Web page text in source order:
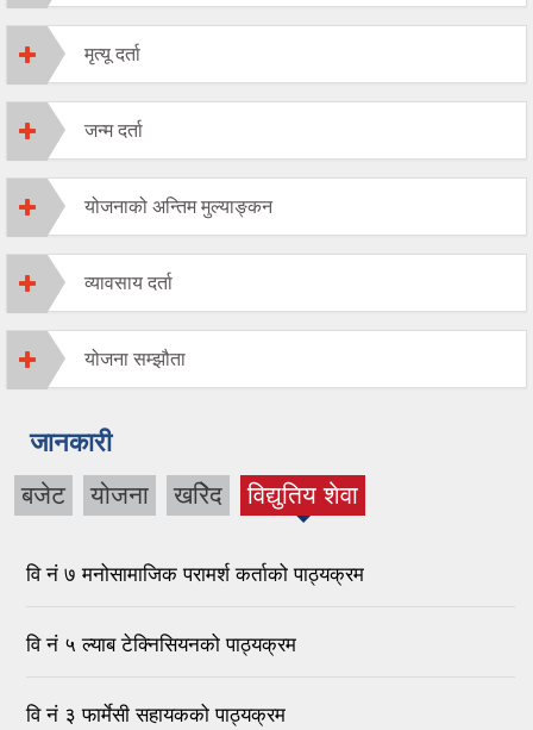
मृत्यू दर्ता
जन्म दर्ता
योजनाको अन्तिम मुल्याङ्कन
व्यावसाय दर्ता
योजना सम्झौता
जानकारी
बजेट योजना खरिेद विद्युतिय शेवा
(active
वि नं ७ मनोसामाजिक परामर्श कर्ताको पाठ्यक्रम
वि नं ५ ल्याब टेक्निसियनको पाठ्यक्रम
वि नं ३ फार्मेसी सहायकको पाठ्यक्रम